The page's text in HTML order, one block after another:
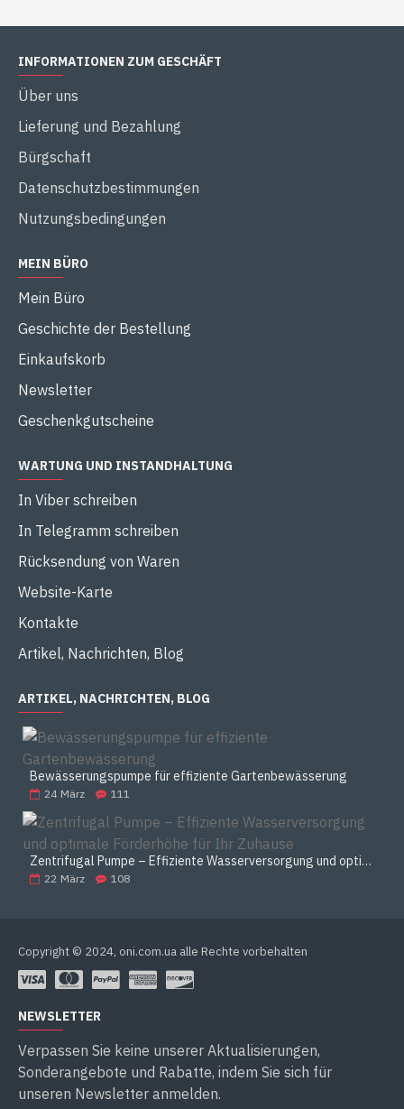
INFORMATIONEN ZUM GESCHÄFT
Über uns
Lieferung und Bezahlung
Bürgschaft
Datenschutzbestimmungen
Nutzungsbedingungen
MEIN BÜRO
Mein Büro
Geschichte der Bestellung
Einkaufskorb
Newsletter
Geschenkgutscheine
WARTUNG UND INSTANDHALTUNG
In Viber schreiben
In Telegramm schreiben
Rücksendung von Waren
Website-Karte
Kontakte
Artikel, Nachrichten, Blog
ARTIKEL, NACHRICHTEN, BLOG
Bewässerungspumpe für effiziente Gartenbewässerung
24 März 111
Zentrifugal Pumpe – Effiziente Wasserversorgung und optimale Förderhöhe für Ihr Zuhause
22 März 108
Copyright © 2024, oni.com.ua alle Rechte vorbehalten
NEWSLETTER
Verpassen Sie keine unserer Aktualisierungen,
Sonderangebote und Rabatte, indem Sie sich für
unseren Newsletter anmelden.